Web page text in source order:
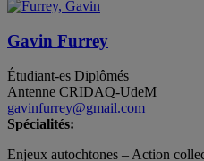
Gavin Furrey
Étudiant-es Diplômés
Antenne CRIDAQ-UdeM
gavinfurrey@gmail.com
Spécialités:
Enjeux autochtones – Action